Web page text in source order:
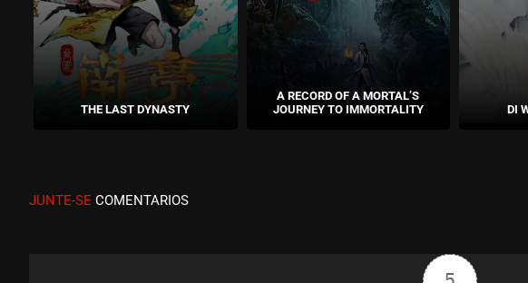
THE LAST DYNASTY
A RECORD OF A MORTAL’S
JOURNEY TO IMMORTALITY
DI
JUNTE-SE COMENTARIOS